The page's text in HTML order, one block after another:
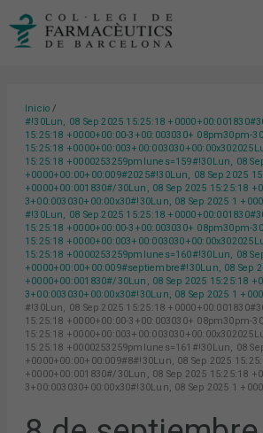
Inicio
#!30Lun, 08 Sep 2025 15:25:18
15:25:18 +0000+00:00-3+00:003030+ 08pm30pm-
15:25:18
15:25:18 +0000253259pmlunes=159#!30Lun, 08
+0000+00:00+00:009#2025#!30Lun, 08 Sep 2025
+0000+00:001830#/30Lun, 08 Sep 2025 15:25:18
3+00:003030+00:00x30#!30Lun, 08 Sep 2025 1
#!30Lun, 08 Sep 2025 15:25:18
15:25:18 +0000+00:00-3+00:003030+ 08pm30pm-
15:25:18
15:25:18 +0000253259pmlunes=160#!30Lun, 08
+0000+00:00+00:009#septiembre#!30Lun, 08 Sep
+0000+00:001830#/30Lun, 08 Sep 2025 15:25:18
3+00:003030+00:00x30#!30Lun, 08 Sep 2025 1
#!30Lun, 08 Sep 2025 15:25:18
15:25:18 +0000+00:00-3+00:003030+ 08pm30pm-
15:25:18
15:25:18 +0000253259pmlunes=161#!30Lun, 08
+0000+00:00+00:009#8#!30Lun, 08 Sep 2025 15:25:1
+0000+00:001830#/30Lun, 08 Sep 2025 15:25:18
3+00:003030+00:00x30#!30Lun, 08 Sep 2025 1